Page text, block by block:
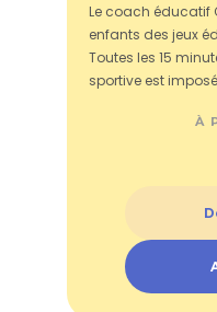
Le coach éducatif
enfants des jeux
Toutes les 15
sportive est
À